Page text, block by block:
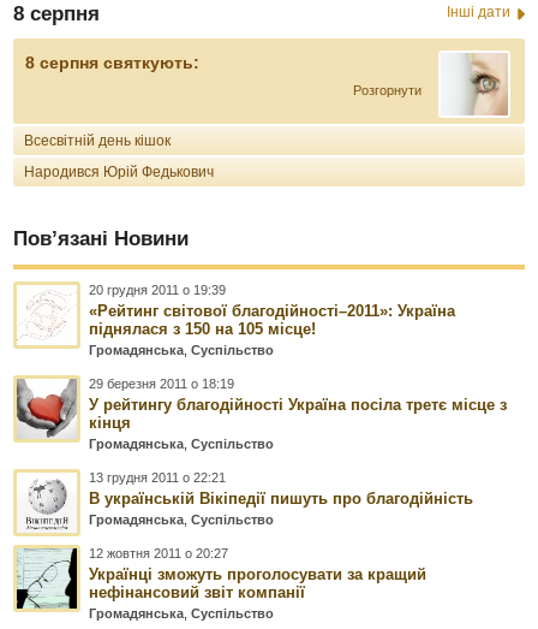
8 серпня Інші дати
8 серпня святкують:
Розгорнути
Всесвітній день кішок
Народився Юрій Федькович
Пов’язані Новини
20 грудня 2011 о 19:39
«Рейтинг світової благодійності–2011»: Україна
піднялася з 150 на 105 місце!
Громадянська ,Суспільство
29 березня 2011 о 18:19
У рейтингу благодійності Україна посіла третє місце з
кінця
Громадянська ,Суспільство
13 грудня 2011 о 22:21
В українській Вікіпедії пишуть про благодійність
Громадянська ,Суспільство
12 жовтня 2011 о 20:27
Українці зможуть проголосувати за кращий
нефінансовий звіт компанії
Громадянська ,Суспільство